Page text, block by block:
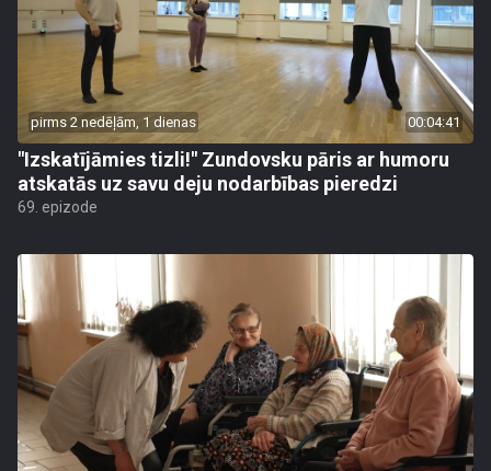
pirms 2 nedēļām, 1 dienas 00:04:41
"Izskatījāmies tizli!" Zundovsku pāris ar humoru
atskatās uz savu deju nodarbības pieredzi
69. epizode